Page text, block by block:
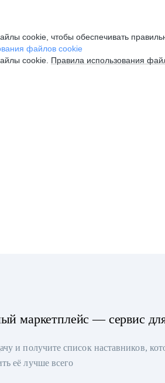
cookie, чтобы обеспечивать
файлов cookie
cookie. Правила использования
маркетплейс — сервис
и получите список наставников,
её лучше всего